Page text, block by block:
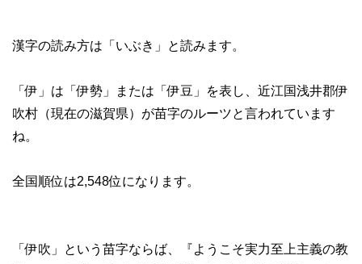
漢字の読み方は「いぶき」と読みます。
「伊」は「伊勢」または「伊豆」を表し、近江国浅井郡伊
吹村（現在の滋賀県）が苗字のルーツと言われています
ね。
全国順位は2,548位になります。
「伊吹」という苗字ならば、『ようこそ実力至上主義の教